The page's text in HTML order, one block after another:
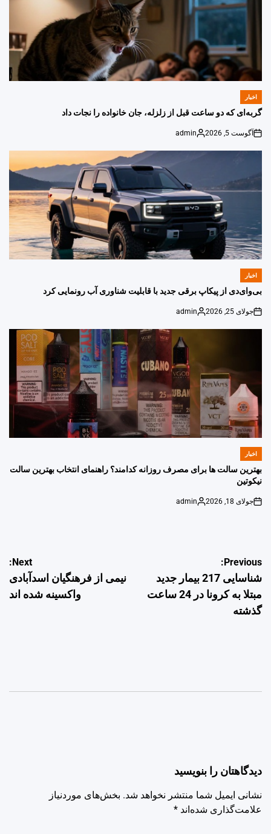
POSTED
IN
اخبار
گربه‌ای که دو ساعت قبل از زلزله، جان خانواده را نجات داد
on
آگوست 5, 2026
Posted
admin
POSTED
اخبار
بی‌وای‌دی از پیکاپ برقی جدید با قابلیت شناوری آب رونمایی کرد
on
جولای 25, 2026
Posted
admin
POSTED
اخبار
بهترین سالت ها برای مصرف روزانه کدامند؟ راهنمای انتخاب بهترین سالت
نیکوتین
on
جولای 18, 2026
Posted
admin
راهبری
نوشته
Previous:
شناسایی 217 بیمار جدید
مبتلا به کرونا در 24 ساعت
گذشته
Next:
نیمی از فرهنگیان اسدآبادی
واکسینه شده اند
دیدگاهتان را بنویسید
نشانی ایمیل شما منتشر نخواهد شد. بخش‌های موردنیاز
علامت‌گذاری شده‌اند *